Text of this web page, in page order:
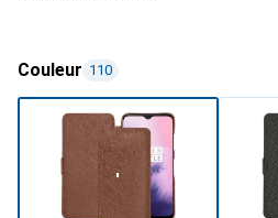
Couleur 110